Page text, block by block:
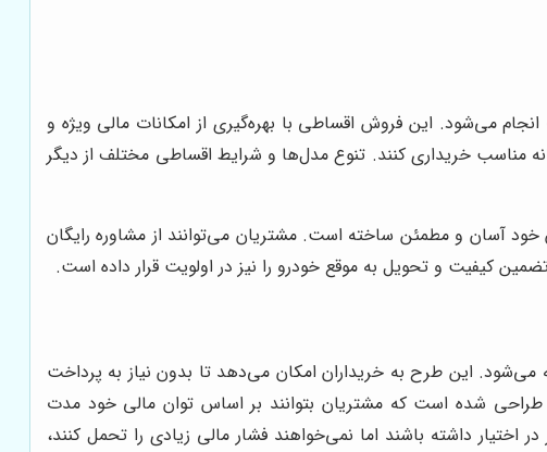
می‌شود. این فروش اقساطی با بهره‌گیری از امکانات مالی ویژه و
مناسب خریداری کنند. تنوع مدل‌ها و شرایط اقساطی مختلف از دیگر
آسان و مطمئن ساخته است. مشتریان می‌توانند از مشاوره رایگان
کیفیت و تحویل به موقع خودرو را نیز در اولویت قرار داده است.
این طرح به خریداران امکان می‌دهد تا بدون نیاز به پرداخت
طراحی شده است که مشتریان بتوانند بر اساس توان مالی خود مدت
اختیار داشته باشند اما نمی‌خواهند فشار مالی زیادی را تحمل کنند،